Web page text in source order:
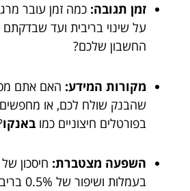
זמן תגובה: כמה זמן עובר
על שינוי בריבית ועד
החשבון שלכם?
מקורות המידע: האם אתם
שהבנק שולח לכם, או מחפשים
בפורטלים חיצוניים כמו באנקו
השפעה מצטברת:
בעמלות